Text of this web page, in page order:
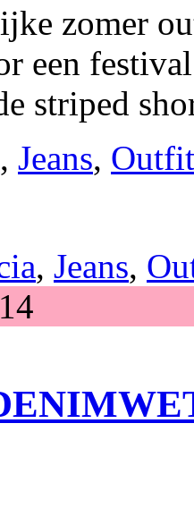
zomer
een
striped
, Jeans, Outfit
, Jeans,